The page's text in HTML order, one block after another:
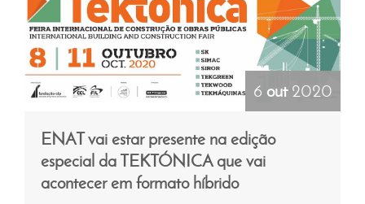
ver histórico >
6 out2020
ENAT vai estar presente na edição
especial da TEKTÓNICA que vai
acontecer em formato híbrido